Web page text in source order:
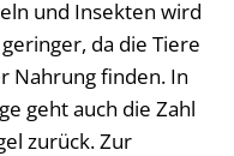
und Insekten wird
da die Tiere
Nahrung finden. In
geht auch die Zahl
zurück. Zur